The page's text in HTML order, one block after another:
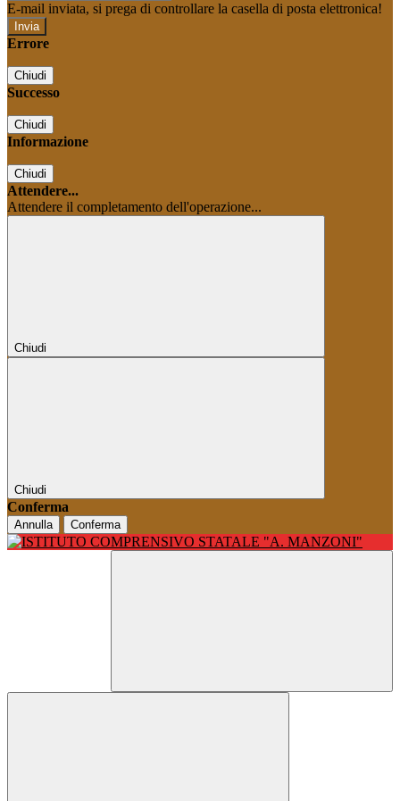
E-mail inviata, si prega di controllare la casella di posta elettronica!
Errore
Chiudi
Successo
Chiudi
Informazione
Chiudi
Attendere...
Attendere il completamento dell'operazione...
Chiudi
Chiudi
Conferma
Annulla Conferma